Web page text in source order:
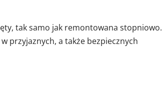
tak samo jak remontowana stopniowo.
przyjaznych, a także bezpiecznych